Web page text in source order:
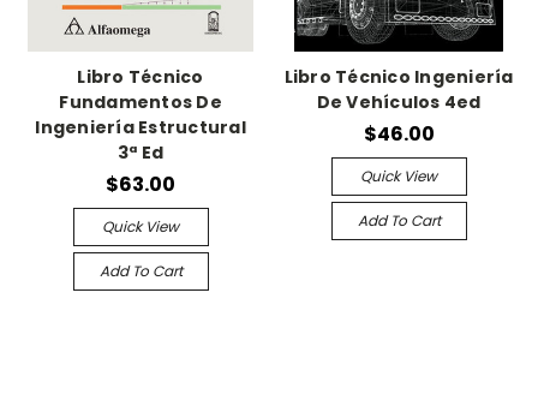
Libro Técnico
Fundamentos De
Ingeniería Estructural
3ª Ed
$63.00
Quick View
Add To Cart
Libro Técnico Ingeniería
De Vehículos 4ed
$46.00
Quick View
Add To Cart